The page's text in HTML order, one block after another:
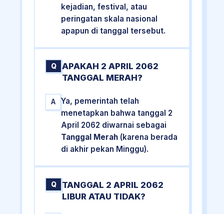
kejadian, festival, atau
peringatan skala nasional
apapun di tanggal tersebut.
Q
APAKAH 2 APRIL 2062
TANGGAL MERAH?
A
Ya, pemerintah telah
menetapkan bahwa tanggal 2
April 2062 diwarnai sebagai
Tanggal Merah (karena berada
di akhir pekan Minggu).
Q
TANGGAL 2 APRIL 2062
LIBUR ATAU TIDAK?